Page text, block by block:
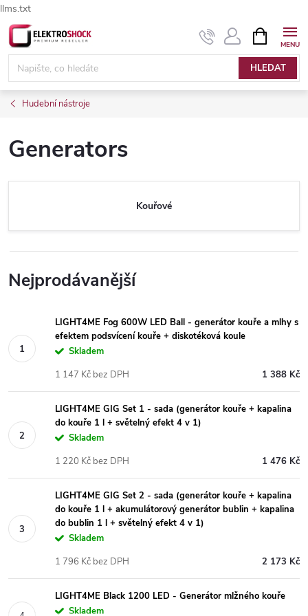
llms.txt
Přejít
na
obsah
HLEDAT
NÁKUPNÍ
KOŠÍK
Hudební nástroje
Generators
Kouřové
Nejprodávanější
LIGHT4ME Fog 600W LED Ball - generátor kouře a mlhy s
efektem podsvícení kouře + diskotéková koule
Skladem
1 388 Kč
1 147 Kč bez DPH
LIGHT4ME GIG Set 1 - sada (generátor kouře + kapalina
do kouře 1 l + světelný efekt 4 v 1)
Skladem
1 476 Kč
1 220 Kč bez DPH
LIGHT4ME GIG Set 2 - sada (generátor kouře + kapalina
do kouře 1 l + akumulátorový generátor bublin + kapalina
do bublin 1 l + světelný efekt 4 v 1)
Skladem
2 173 Kč
1 796 Kč bez DPH
LIGHT4ME Black 1200 LED - Generátor mlžného kouře
Skladem
Elektroshock.cz - Chat